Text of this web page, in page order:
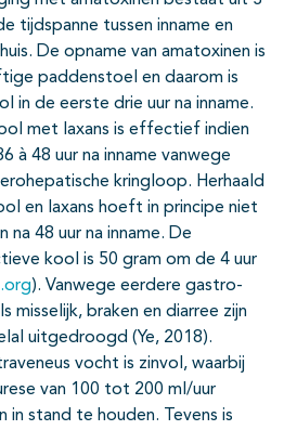
tijdspanne tussen inname en
De opname van amatoxinen is
paddenstoel en daarom is
in de eerste drie uur na inname.
met laxans is effectief indien
à 48 uur na inname vanwege
kringloop. Herhaald
en laxans hoeft in principe niet
48 uur na inname. De
kool is 50 gram om de 4 uur
). Vanwege eerdere gastro-
misselijk, braken en diarree zijn
uitgedroogd (Ye, 2018).
vocht is zinvol, waarbij
van 100 tot 200 ml/uur
stand te houden. Tevens is